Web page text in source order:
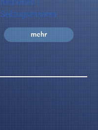
Seilzugsensoren
mehr